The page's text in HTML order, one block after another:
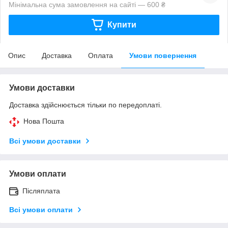
Мінімальна сума замовлення на сайті — 600 ₴
Купити
Опис Доставка Оплата Умови повернення
Умови доставки
Доставка здійснюється тільки по передоплаті.
Нова Пошта
Всі умови доставки
Умови оплати
Післяплата
Всі умови оплати